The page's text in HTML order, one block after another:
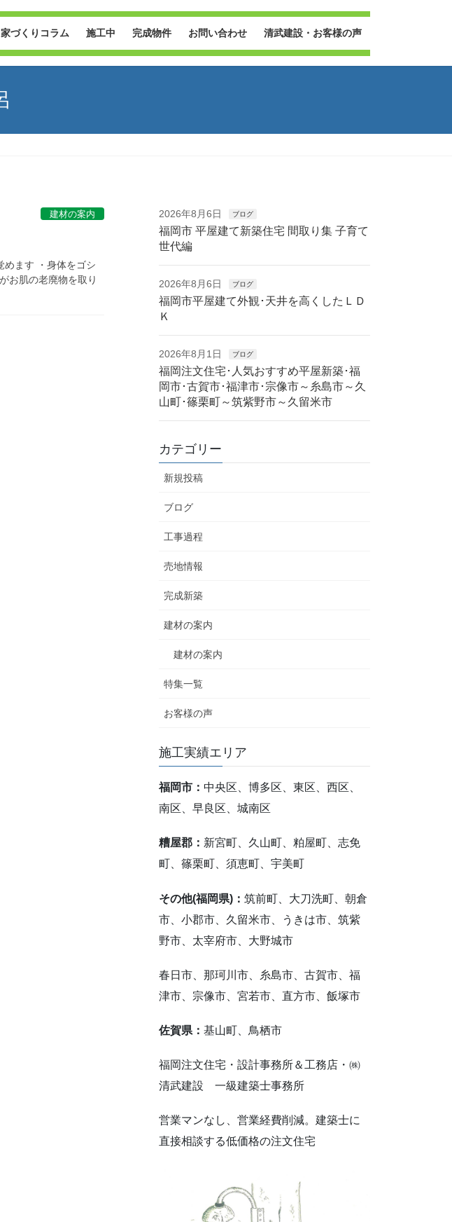
家づくりコラム 施工中 完成物件 お問い合わせ 清武建設・お客様の声
建材の案内
めます ・身体をゴシ
お肌の老廃物を取り
2026年8月6日 ブログ
福岡市 平屋建て新築住宅 間取り集 子育て
世代編
2026年8月6日 ブログ
福岡市平屋建て外観･天井を高くしたＬＤ
Ｋ
2026年8月1日 ブログ
福岡注文住宅･人気おすすめ平屋新築･福
岡市･古賀市･福津市･宗像市～糸島市～久
山町･篠栗町～筑紫野市～久留米市
カテゴリー
新規投稿
ブログ
工事過程
売地情報
完成新築
建材の案内
建材の案内
特集一覧
お客様の声
施工実績エリア
福岡市：中央区、博多区、東区、西区、
南区、早良区、城南区
糟屋郡： 新宮町、久山町、粕屋町、志免
町、篠栗町、須恵町、宇美町
その他(福岡県)：筑前町、大刀洗町、朝倉
市、小郡市、久留米市、うきは市、筑紫
野市、太宰府市、大野城市
春日市、那珂川市、糸島市、古賀市、福
津市、宗像市、宮若市、直方市、飯塚市
佐賀県：基山町、鳥栖市
福岡注文住宅・設計事務所＆工務店・㈱
清武建設 一級建築士事務所
営業マンなし、営業経費削減。建築士に
直接相談する低価格の注文住宅